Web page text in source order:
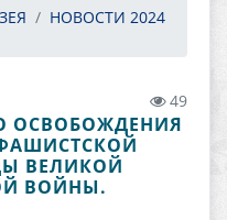
НОВОСТИ 2024
49
ОСВОБОЖДЕНИЯ
ВЕЛИКОЙ
ВОЙНЫ.